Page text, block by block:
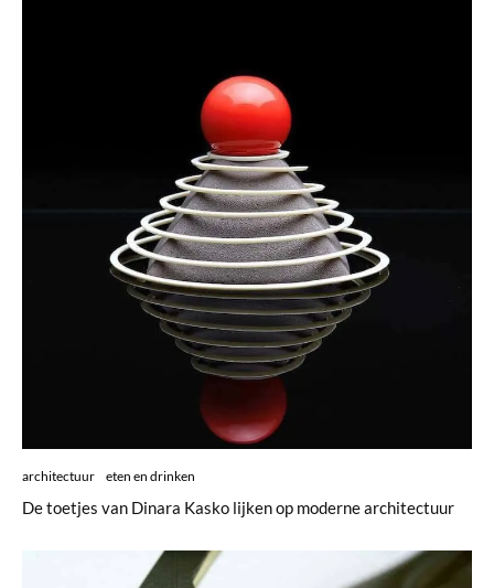
architectuur eten en drinken
De toetjes van Dinara Kasko lijken op moderne architectuur